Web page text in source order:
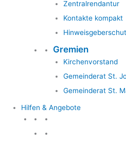
Zentralrendantur
Kontakte kompakt
Gremien
Kirchenvorstand
Gemeinderat St.
Gemeinderat St.
Hilfen & Angebote